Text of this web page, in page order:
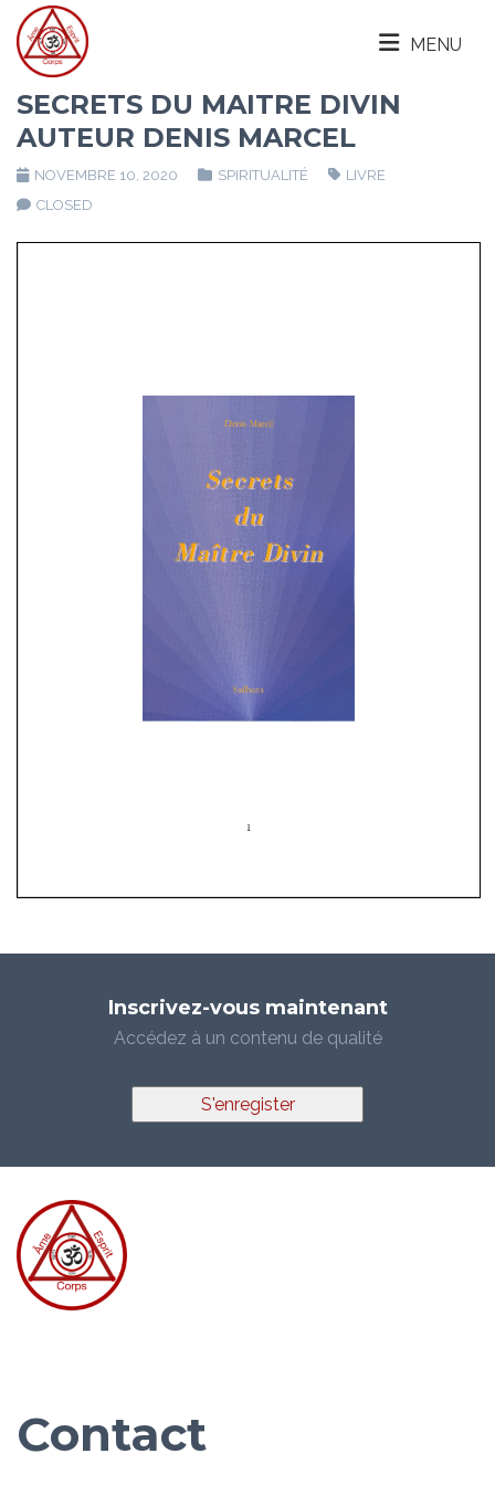
MENU
SECRETS DU MAITRE DIVIN
AUTEUR DENIS MARCEL
NOVEMBRE 10, 2020 SPIRITUALITÉ
LIVRE
CLOSED
Inscrivez-vous maintenant
Accédez à un contenu de qualité
S'enregister
Contact